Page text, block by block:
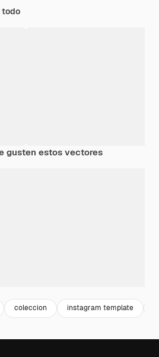
todo
gusten estos vectores
coleccion instagram template